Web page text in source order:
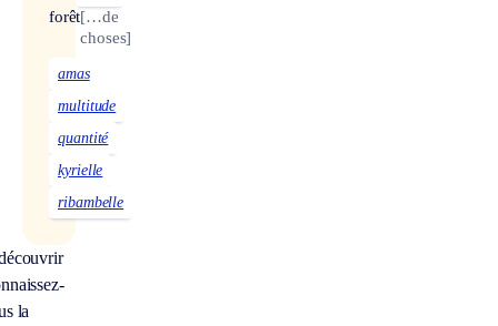
forêt[…de
choses]
amas
multitude
quantité
kyrielle
ribambelle
la